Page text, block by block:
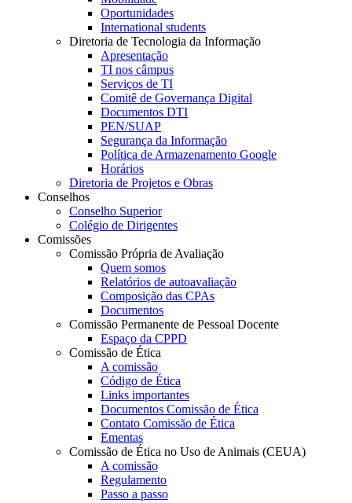
Oportunidades
International students
Diretoria de Tecnologia da Informação
Apresentação
TI nos câmpus
Serviços de TI
Comitê de Governança Digital
Documentos DTI
PEN/SUAP
Segurança da Informação
Política de Armazenamento Google
Horários
Diretoria de Projetos e Obras
Conselhos
Conselho Superior
Colégio de Dirigentes
Comissões
Comissão Própria de Avaliação
Quem somos
Relatórios de autoavaliação
Composição das CPAs
Documentos
Comissão Permanente de Pessoal Docente
Espaço da CPPD
Comissão de Ética
A comissão
Código de Ética
Links importantes
Documentos Comissão de Ética
Contato Comissão de Ética
Ementas
Comissão de Ética no Uso de Animais (CEUA)
A comissão
Regulamento
Passo a passo